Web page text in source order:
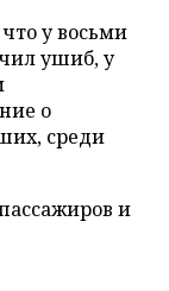
у восьми
ушиб, у
о
среди
и